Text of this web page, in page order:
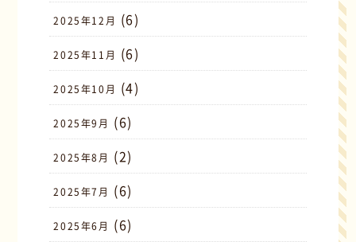
2025年12月 (6)
2025年11月 (6)
2025年10月 (4)
2025年9月 (6)
2025年8月 (2)
2025年7月 (6)
2025年6月 (6)